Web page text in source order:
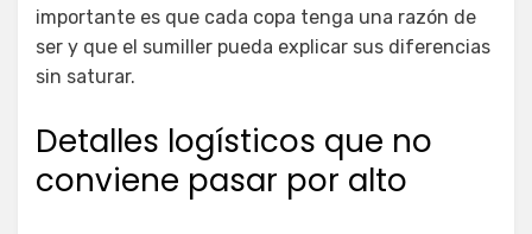
importante es que cada copa tenga una razón de
ser y que el sumiller pueda explicar sus diferencias
sin saturar.
Detalles logísticos que no
conviene pasar por alto